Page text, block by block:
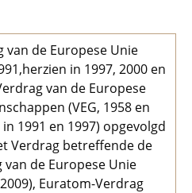
van de Europese Unie
in 1997, 2000 en
van de Europese
(VEG, 1958 en
1991 en 1997) opgevolgd
Verdrag betreffende de
van de Europese Unie
Euratom-Verdrag